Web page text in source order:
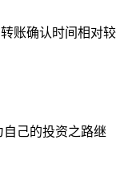
账确认时间相对较
自己的投资之路继